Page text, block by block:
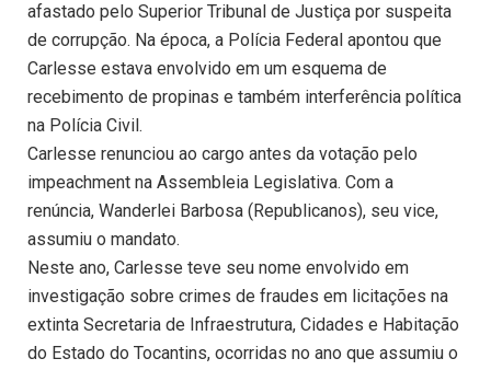
afastado pelo Superior Tribunal de Justiça por suspeita
de corrupção. Na época, a Polícia Federal apontou que
Carlesse estava envolvido em um esquema de
recebimento de propinas e também interferência política
na Polícia Civil.
Carlesse renunciou ao cargo antes da votação pelo
impeachment na Assembleia Legislativa. Com a
renúncia, Wanderlei Barbosa (Republicanos), seu vice,
assumiu o mandato.
Neste ano, Carlesse teve seu nome envolvido em
investigação sobre crimes de fraudes em licitações na
extinta Secretaria de Infraestrutura, Cidades e Habitação
do Estado do Tocantins, ocorridas no ano que assumiu o